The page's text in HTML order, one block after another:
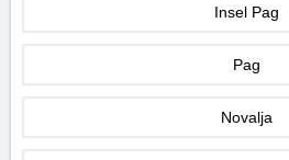
Insel Pag
Pag
Novalja